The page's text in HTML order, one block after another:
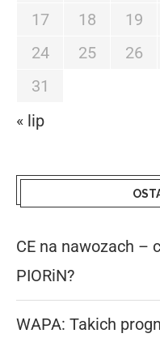
17
18 19
24
25 26
31
« lip
CE na nawozach –
PIORiN?
WAPA: Takich